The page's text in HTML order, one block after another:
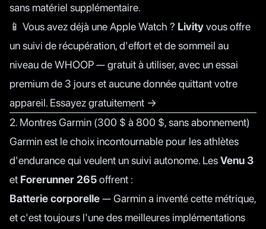
sans matériel supplémentaire.
📱 Vous avez déjà une Apple Watch ? Livityvous offre
un suivi de récupération, d'effort et de sommeil au
niveau de WHOOP — gratuit à utiliser, avec un essai
premium de 3 jours et aucune donnée quittant votre
appareil. Essayez gratuitement →
2. Montres Garmin (300 $ à 800 $, sans abonnement)
Garmin est le choix incontournable pour les athlètes
d'endurance qui veulent un suivi autonome. LesVenu 3
et Forerunner 265offrent :
Batterie corporelle— Garmin a inventé cette métrique,
et c'est toujours l'une des meilleures implémentations